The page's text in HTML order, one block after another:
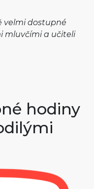
velmi dostupné
mluvčími a učiteli
hodiny